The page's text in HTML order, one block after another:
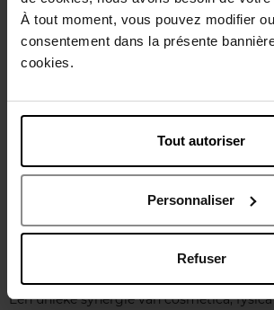
À tout moment, vous pouvez modifier
consentement dans la présente
cookies.
Tout autoriser
Personnaliser
Refuser
APRIL Collection
APRIL biedt een ultragenerieke,
veganistische selectie van bad-,
accessoireproducten. Sensuele en
verzamelobjecten voor kleine budgetten:
Ik ontdek
Een unieke synergie van cosmetica,